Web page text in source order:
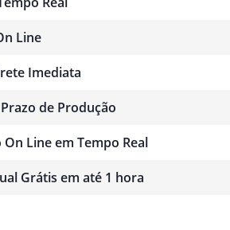
Line
Imediata
de Produção
Line em Tempo Real
Grátis em até 1 hora